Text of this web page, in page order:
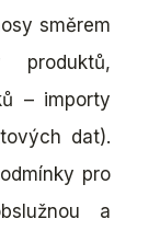
směrem
produktů,
– importy
dat).
pro
a